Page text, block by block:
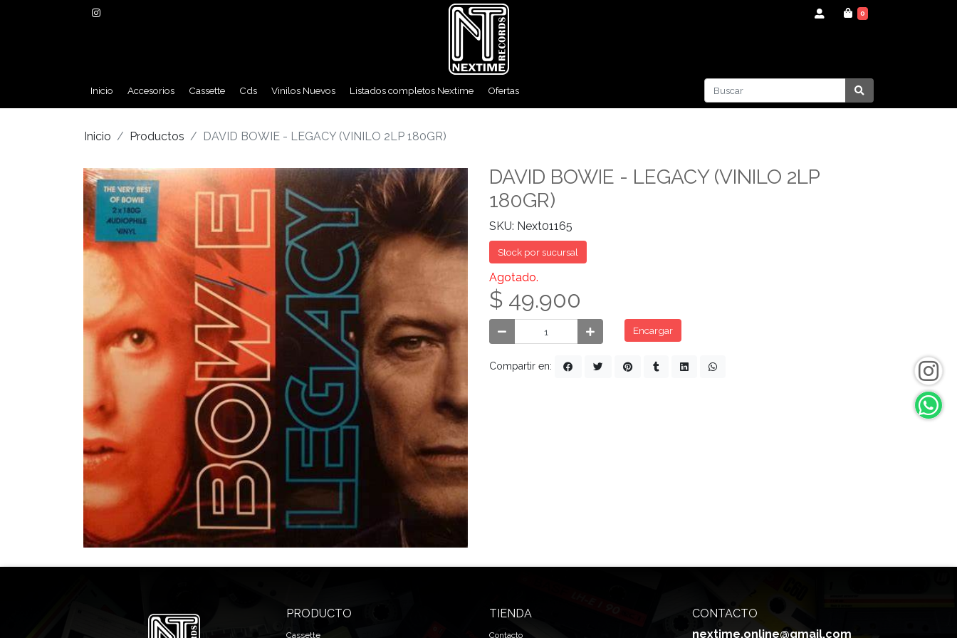
0
Inicio Accesorios Cassette Cds Vinilos Nuevos Listados completos Nextime Ofertas
Inicio Productos DAVID BOWIE - LEGACY (VINILO 2LP 180GR)
DAVID BOWIE - LEGACY (VINILO 2LP
180GR)
SKU: Next01165
Stock por sucursal
Agotado.
$ 49.900
Encargar
Compartir en:
PRODUCTO
Cassette
TIENDA
Contacto
CONTACTO
nextime.online@gmail.com